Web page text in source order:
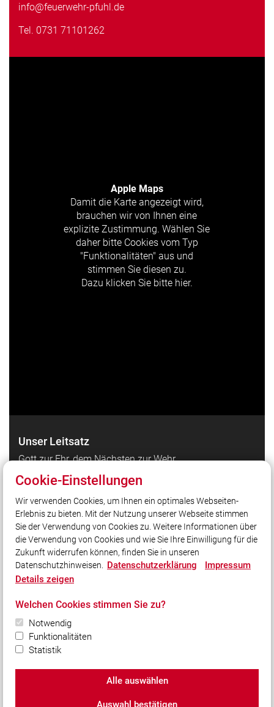
info@feuerwehr-pfuhl.de
Tel. 0731 71101262
Apple Maps
Damit die Karte angezeigt wird,
brauchen wir von Ihnen eine
explizite Zustimmung. Wählen Sie
daher bitte Cookies vom Typ
"Funktionalitäten" aus und
stimmen Sie diesen zu.
Dazu klicken Sie bitte hier.
Unser Leitsatz
Gott zur Ehr, dem Nächsten zur Wehr.
Quicklinks
LFV Bayern
Quicklink intern
Social Media
Bleiben Sie mit uns in Kontakt und vernetzen Sie sich
mit uns!
© 2026 Freiwillige Feuerwehr Pfuhl e. V.
Cookie-Einstellungen
Wir verwenden Cookies, um Ihnen ein optimales Webseiten-
Erlebnis zu bieten. Mit der Nutzung unserer Webseite stimmen
Sie der Verwendung von Cookies zu. Weitere Informationen über
die Verwendung von Cookies und wie Sie Ihre Einwilligung für die
Zukunft widerrufen können, finden Sie in unseren
Datenschutzhinweisen. Datenschutzerklärung
Impressum
Details zeigen
Welchen Cookies stimmen Sie zu?
Notwendig
Funktionalitäten
Statistik
Alle auswählen
Auswahl bestätigen